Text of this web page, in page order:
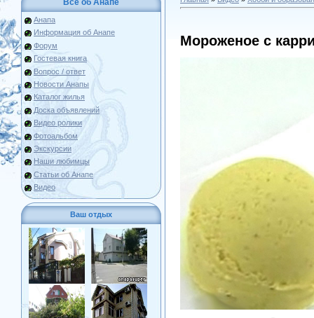
Все об Анапе
Анапа
Информация об Анапе
Форум
Гостевая книга
Вопрос / ответ
Новости Анапы
Каталог жилья
Доска объявлений
Видео ролики
Фотоальбом
Экскурсии
Наши любимцы
Статьи об Анапе
Видео
Ваш отдых
Мороженое с